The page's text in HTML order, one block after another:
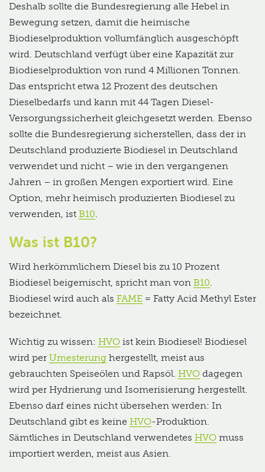
Deshalb sollte die Bundesregierung alle Hebel in
Bewegung setzen, damit die heimische
Biodieselproduktion vollumfänglich ausgeschöpft
wird. Deutschland verfügt über eine Kapazität zur
Biodieselproduktion von rund 4 Millionen Tonnen.
Das entspricht etwa 12 Prozent des deutschen
Dieselbedarfs und kann mit 44 Tagen Diesel-
Versorgungssicherheit gleichgesetzt werden. Ebenso
sollte die Bundesregierung sicherstellen, dass der in
Deutschland produzierte Biodiesel in Deutschland
verwendet und nicht – wie in den vergangenen
Jahren – in großen Mengen exportiert wird. Eine
Option, mehr heimisch produzierten Biodiesel zu
verwenden, ist B10.
Was ist B10?
Wird herkömmlichem Diesel bis zu 10 Prozent
Biodiesel beigemischt, spricht man von B10
Biodiesel wird auch als FAME = Fatty Acid Methyl Ester
bezeichnet.
Wichtig zu wissen: HVO ist kein Biodiesel! Biodiesel
wird per Umesterung hergestellt, meist aus
gebrauchten Speiseölen und Rapsöl. HVO dagegen
wird per Hydrierung und Isomerisierung hergestellt.
Ebenso darf eines nicht übersehen werden: In
Deutschland gibt es keine HVO-Produktion.
Sämtliches in Deutschland verwendetes HVO muss
importiert werden, meist aus Asien.